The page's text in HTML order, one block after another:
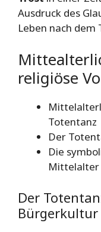
Ausdruck des
Leben nach dem
religiöse
Totentanz
Der
Die
Mittelalter
Der